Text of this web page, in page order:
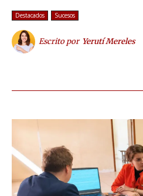
Destacados Sucesos
Escrito por Yerutí Mereles